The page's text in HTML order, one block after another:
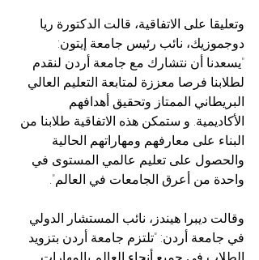
وتعليقا على الاتفاقية، قالت الدكتورة ريا
دوجموزيك، نائب رئيس جامعة إيتون:
"يسعدنا أن نتشارك مع جامعة أردن لنقدم
لطلابنا فرصا معززة لمتابعة التعليم العالي
البريطاني الممتاز وتحقيق أهدافهم
الأكاديمية. و ستمكن هذه الاتفاقية طلابنا من
البناء على معارفهم ومهاراتهم الحالية
والحصول على تعليم عالمي المستوى في
واحدة من أعرق الجامعات في العالم".
وقالت ديبرا هيندز، نائب المستشار الدولي
في جامعة أردن: "تلتزم جامعة أردن بتزويد